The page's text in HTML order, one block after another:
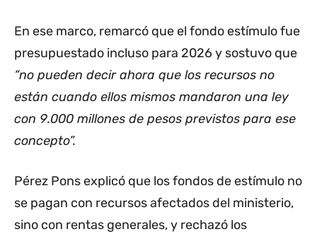
En ese marco, remarcó que el fondo estímulo fue
presupuestado incluso para 2026 y sostuvo que
“no pueden decir ahora que los recursos no
están cuando ellos mismos mandaron una ley
con 9.000 millones de pesos previstos para ese
concepto”.
Pérez Pons explicó que los fondos de estímulo no
se pagan con recursos afectados del ministerio,
sino con rentas generales, y rechazó los